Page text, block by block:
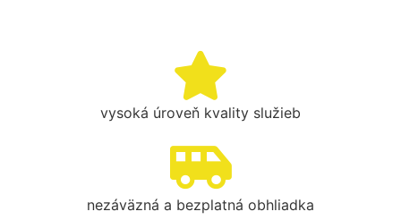
vysoká úroveň kvality služieb
nezáväzná a bezplatná obhliadka